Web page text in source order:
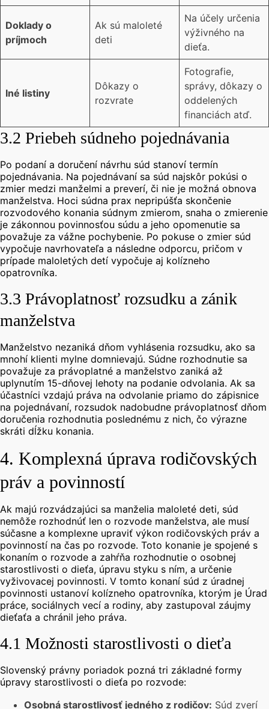
Doklady o
príjmoch
Ak sú maloleté
deti
Na účely určenia
výživného na
dieťa.
Iné listiny
Dôkazy o
rozvrate
Fotografie,
správy, dôkazy o
oddelených
financiách atď.
3.2 Priebeh súdneho pojednávania
Po podaní a doručení návrhu súd stanoví termín
pojednávania. Na pojednávaní sa súd najskôr pokúsi o
zmier medzi manželmi a preverí, či nie je možná obnova
manželstva. Hoci súdna prax nepripúšťa skončenie
rozvodového konania súdnym zmierom, snaha o zmierenie
je zákonnou povinnosťou súdu a jeho opomenutie sa
považuje za vážne pochybenie. Po pokuse o zmier súd
vypočuje navrhovateľa a následne odporcu, pričom v
prípade maloletých detí vypočuje aj kolízneho
opatrovníka.
3.3 Právoplatnosť rozsudku a zánik
manželstva
Manželstvo nezaniká dňom vyhlásenia rozsudku, ako sa
mnohí klienti mylne domnievajú. Súdne rozhodnutie sa
považuje za právoplatné a manželstvo zaniká až
uplynutím 15-dňovej lehoty na podanie odvolania. Ak sa
účastníci vzdajú práva na odvolanie priamo do zápisnice
na pojednávaní, rozsudok nadobudne právoplatnosť dňom
doručenia rozhodnutia poslednému z nich, čo výrazne
skráti dĺžku konania.
4. Komplexná úprava rodičovských
práv a povinností
Ak majú rozvádzajúci sa manželia maloleté deti, súd
nemôže rozhodnúť len o rozvode manželstva, ale musí
súčasne a komplexne upraviť výkon rodičovských práv a
povinností na čas po rozvode. Toto konanie je spojené s
konaním o rozvode a zahŕňa rozhodnutie o osobnej
starostlivosti o dieťa, úpravu styku s ním, a určenie
vyživovacej povinnosti. V tomto konaní súd z úradnej
povinnosti ustanoví kolízneho opatrovníka, ktorým je Úrad
práce, sociálnych vecí a rodiny, aby zastupoval záujmy
dieťaťa a chránil jeho práva.
4.1 Možnosti starostlivosti o dieťa
Slovenský právny poriadok pozná tri základné formy
úpravy starostlivosti o dieťa po rozvode:
Osobná starostlivosť jedného z rodičov: Súd zverí